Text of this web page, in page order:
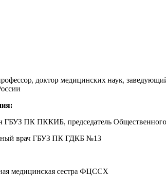
доктор медицинских наук,
ГБУЗ ПК ПККИБ, председатель
врач ГБУЗ ПК ГДКБ №13
медицинская сестра ФЦССХ